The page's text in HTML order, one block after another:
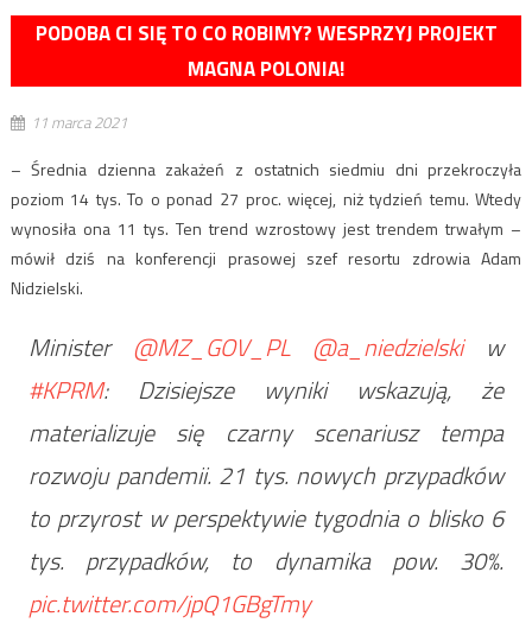
PODOBA CI SIĘ TO CO ROBIMY? WESPRZYJ PROJEKT
MAGNA POLONIA!
11 marca 2021
– Średnia dzienna zakażeń z ostatnich siedmiu dni przekroczyła
poziom 14 tys. To o ponad 27 proc. więcej, niż tydzień temu. Wtedy
wynosiła ona 11 tys. Ten trend wzrostowy jest trendem trwałym –
mówił dziś na konferencji prasowej szef resortu zdrowia Adam
Nidzielski.
Minister @MZ_GOV_PL @a_niedzielskiw
#KPRM: Dzisiejsze wyniki wskazują, że
materializuje się czarny scenariusz tempa
rozwoju pandemii. 21 tys. nowych przypadków
to przyrost w perspektywie tygodnia o blisko 6
tys. przypadków, to dynamika pow. 30%.
pic.twitter.com/jpQ1GBgTmy